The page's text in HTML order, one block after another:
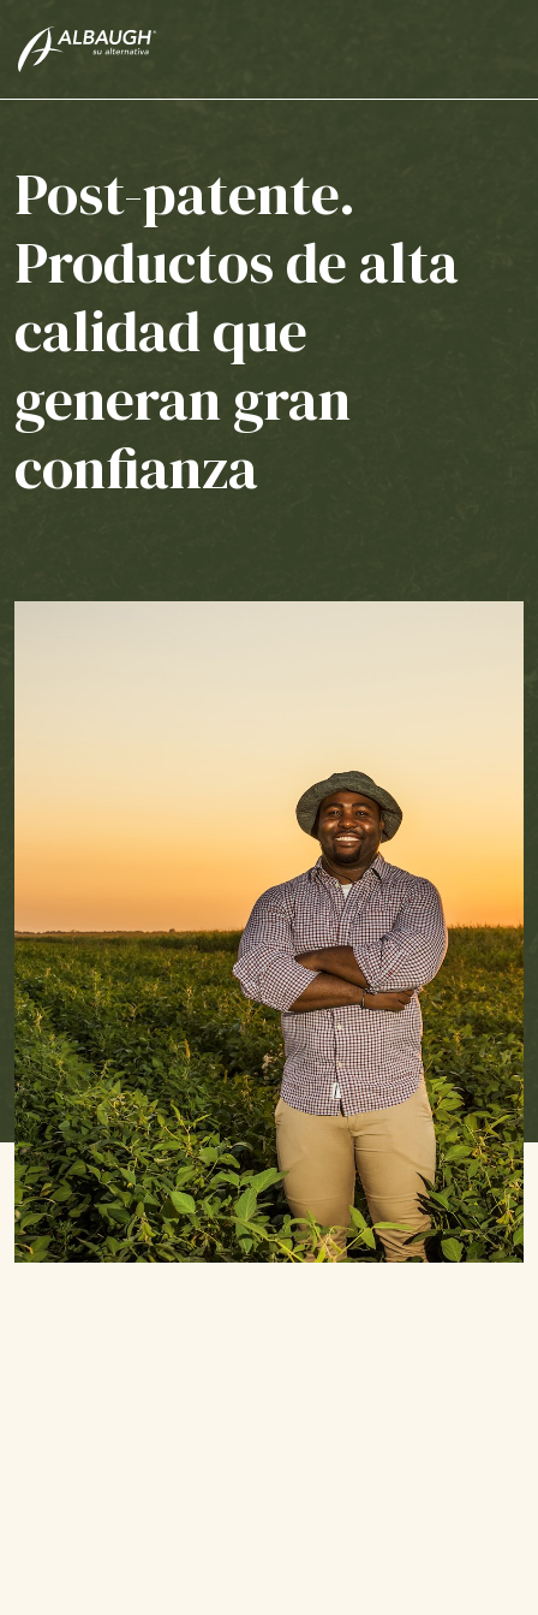
Post-patente.
Productos de alta
calidad que
generan gran
confianza